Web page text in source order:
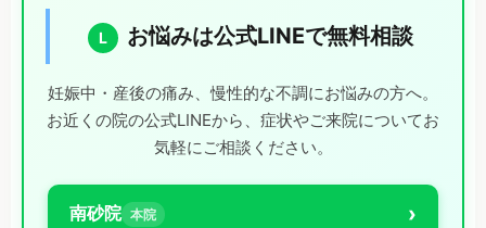
L お悩みは公式LINEで無料相談
妊娠中・産後の痛み、慢性的な不調にお悩みの方へ。
お近くの院の公式LINEから、症状やご来院についてお
気軽にご相談ください。
南砂院 本院 ›